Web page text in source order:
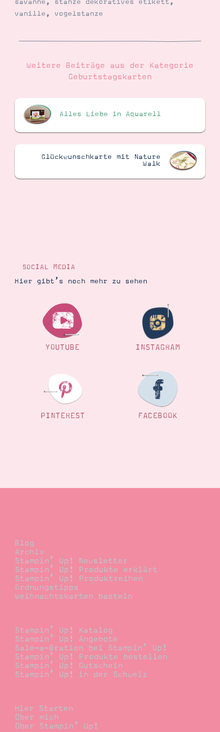
savanne, stanze dekoratives etikett,
vanille, vogelstanze
Weitere Beiträge aus der Kategorie
Geburtstagskarten
Alles Liebe in Aquarell
Glückwunschkarte mit Nature
Walk
SOCIAL MEDIA
Hier gibt’s noch mehr zu sehen
YOUTUBE INSTAGRAM
PINTEREST FACEBOOK
Blog
Archiv
Stampin’ Up! Newsletter
Stampin’ Up! Produkte erklärt
Stampin’ Up! Produktreihen
Ordnungstipps
Weihnachtskarten basteln
Stampin’ Up! Katalog
Stampin’ Up! Angebote
Sale-a-Bration bei Stampin’ Up!
Stampin’ Up! Produkte bestellen
Stampin’ Up! Gutschein
Stampin’ Up! in der Schweiz
Hier Starten
Über mich
Über Stampin’ Up!